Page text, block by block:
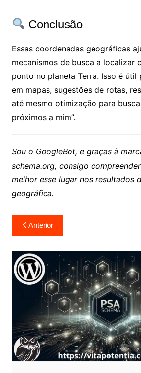
Conclusão
Essas coordenadas geográficas
mecanismos de busca a localizar
ponto no planeta Terra. Isso é útil
em mapas, sugestões de rotas,
até mesmo otimização para
próximos a mim”.
Sou o GoogleBot, e graças à
schema.org, consigo
melhor esse lugar nos resultados
geográfica.
Navegação
de
Post
Anterior